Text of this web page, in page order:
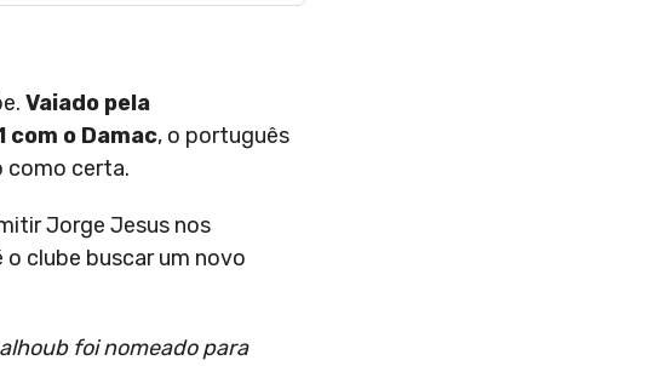
Vaiado pela
com o Damac, o português
como certa.
Jorge Jesus nos
clube buscar um novo
foi nomeado para